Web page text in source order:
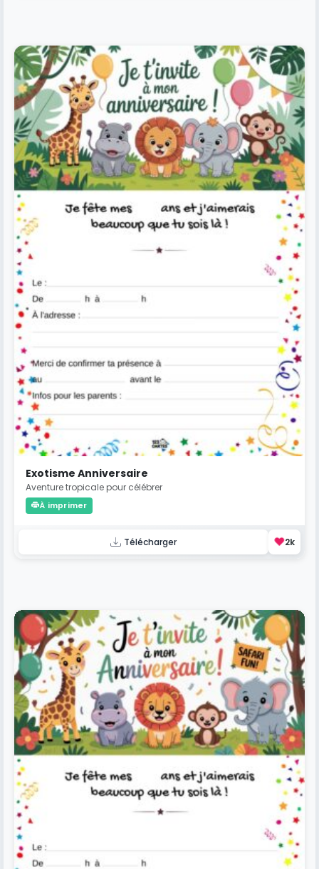
Exotisme Anniversaire
Aventure tropicale pour célébrer
À imprimer
Télécharger ❤️2k